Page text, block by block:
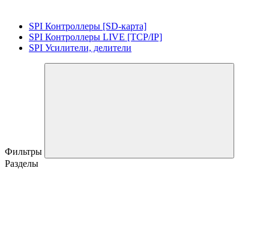
SPI Контроллеры [SD-карта]
SPI Контроллеры LIVE [TCP/IP]
SPI Усилители, делители
Фильтры
Разделы